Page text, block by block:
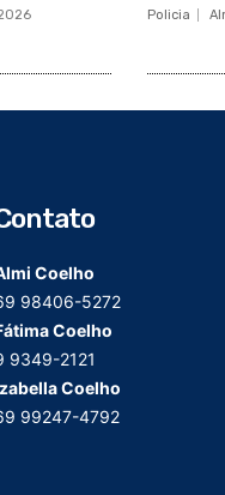
Policia
Coelho
98406-5272
Coelho
9349-2121
Coelho
99247-4792